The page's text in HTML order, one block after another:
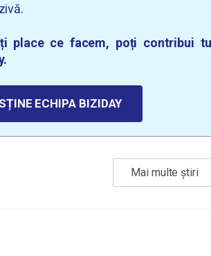
place ce facem, poți contribui
ECHIPA BIZIDAY
Mai multe știri